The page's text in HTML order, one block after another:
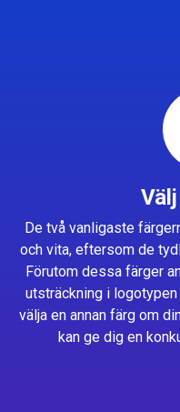
De två vanligaste
och vita, eftersom de
Förutom dessa färger
utsträckning i
välja en annan färg om
kan ge dig en